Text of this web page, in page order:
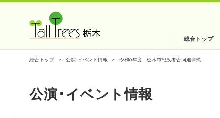
総合トップ
総合トップ 公演･イベント情報 令和6年度 栃木市戦没者合同追悼式
公演･イベント情報